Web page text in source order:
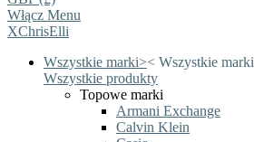
Włącz Menu
XChrisElli
Wszystkie marki>< Wszystkie marki
Wszystkie produkty
Topowe marki
Armani Exchange
Calvin Klein